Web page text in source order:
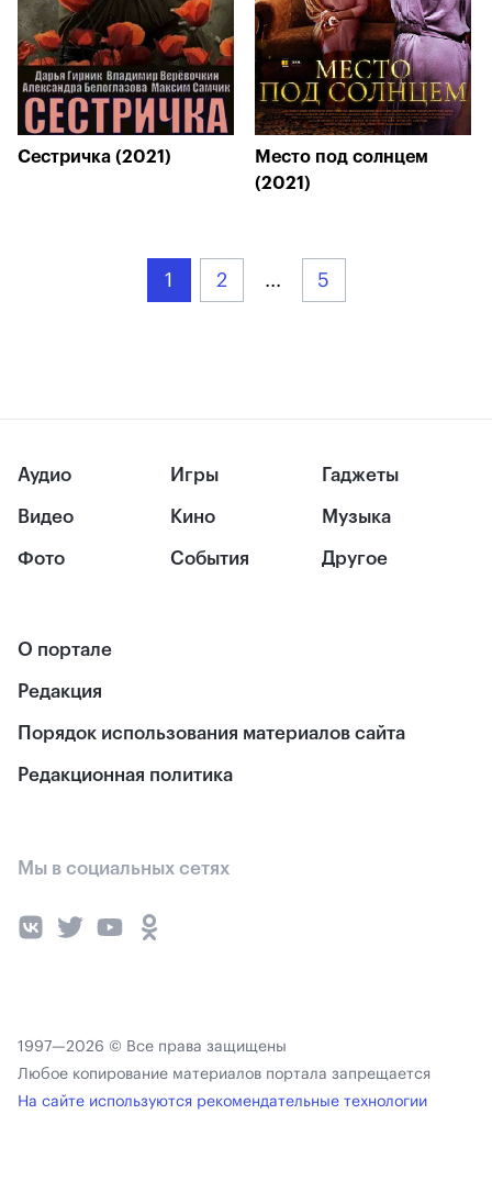
Сестричка (2021)
Место под солнцем
(2021)
1 2 ... 5
Аудио
Видео
Фото
Игры
Кино
События
Гаджеты
Музыка
Другое
О портале
Редакция
Порядок использования материалов сайта
Редакционная политика
Мы в социальных сетях
1997—2026 © Все права защищены
Любое копирование материалов портала запрещается
На сайте используются рекомендательные технологии